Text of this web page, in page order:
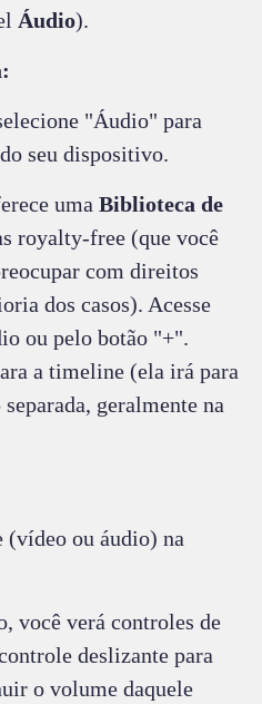
Áudio).
"Áudio" para
seu dispositivo.
uma Biblioteca de
royalty-free (que você
com direitos
dos casos). Acesse
ou pelo botão "+".
a timeline (ela irá para
geralmente na
(vídeo ou áudio) na
você verá controles de
deslizante para
o volume daquele